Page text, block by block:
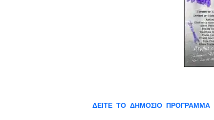
ΔΕΙΤΕ ΤΟ ΔΗΜΟΣΙΟ ΠΡΟΓΡΑΜΜΑ